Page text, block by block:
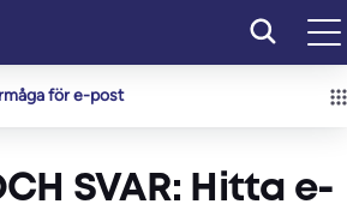
för e-post
SVAR: Hitta e-